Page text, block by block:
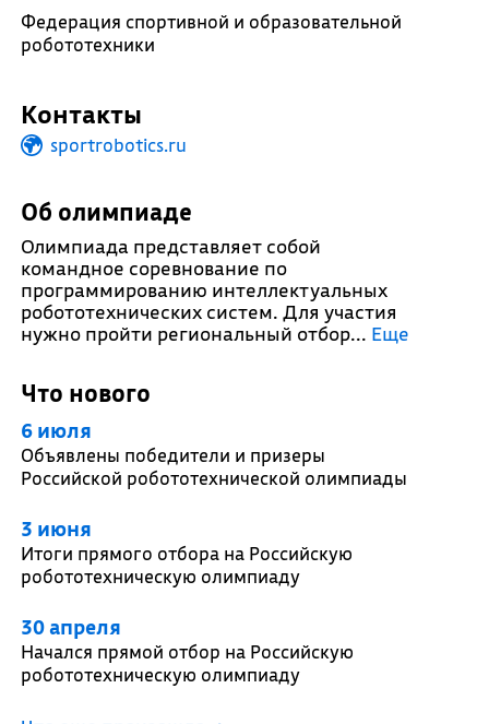
Федерация спортивной и образовательной
робототехники
Контакты
sportrobotics.ru
Об олимпиаде
Олимпиада представляет собой
командное соревнование по
программированию интеллектуальных
робототехнических систем. Для участия
нужно пройти региональный отбор... Еще
Что нового
6 июля
Объявлены победители и призеры
Российской робототехнической олимпиады
3 июня
Итоги прямого отбора на Российскую
робототехническую олимпиаду
30 апреля
Начался прямой отбор на Российскую
робототехническую олимпиаду